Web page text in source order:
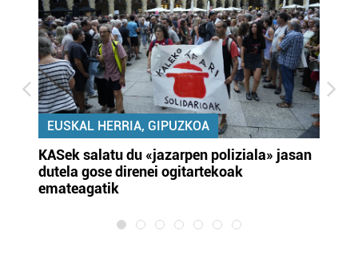
EUSKAL HERRIA, GIPUZKOA
KASek salatu du «jazarpen poliziala» jasan
dutela gose direnei ogitartekoak
emateagatik